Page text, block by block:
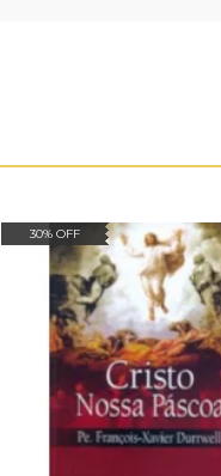
30% OFF